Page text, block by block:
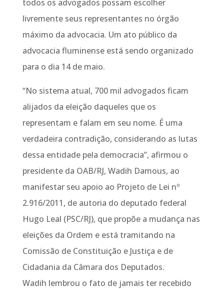
todos os advogados possam escolher
livremente seus representantes no órgão
máximo da advocacia. Um ato público da
advocacia fluminense está sendo organizado
para o dia 14 de maio.
“No sistema atual, 700 mil advogados ficam
alijados da eleição daqueles que os
representam e falam em seu nome. É uma
verdadeira contradição, considerando as lutas
dessa entidade pela democracia”, afirmou o
presidente da OAB/RJ, Wadih Damous, ao
manifestar seu apoio ao Projeto de Lei nº
2.916/2011, de autoria do deputado federal
Hugo Leal (PSC/RJ), que propõe a mudança nas
eleições da Ordem e está tramitando na
Comissão de Constituição e Justiça e de
Cidadania da Câmara dos Deputados.
Wadih lembrou o fato de jamais ter recebido